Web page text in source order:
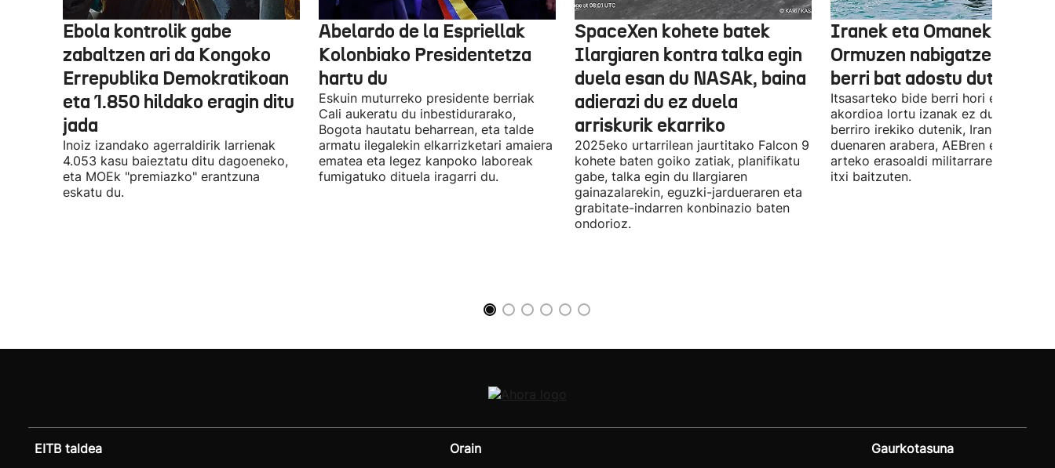
Ebola kontrolik gabe
zabaltzen ari da Kongoko
Errepublika Demokratikoan
eta 1.850 hildako eragin ditu
jada
Inoiz izandako agerraldirik larrienak
4.053 kasu baieztatu ditu dagoeneko,
eta MOEk "premiazko" erantzuna
eskatu du.
Abelardo de la Espriellak
Kolonbiako Presidentetza
hartu du
Eskuin muturreko presidente berriak
Cali aukeratu du inbestidurarako,
Bogota hautatu beharrean, eta talde
armatu ilegalekin elkarrizketari amaiera
ematea eta legez kanpoko laboreak
fumigatuko dituela iragarri du.
SpaceXen kohete batek
Ilargiaren kontra talka egin
duela esan du NASAk, baina
adierazi du ez duela
arriskurik ekarriko
2025eko urtarrilean jaurtitako Falcon 9
kohete baten goiko zatiak, planifikatu
gabe, talka egin du Ilargiaren
gainazalarekin, eguzki-jardueraren eta
grabitate-indarren konbinazio baten
ondorioz.
Iranek eta Omanek
Ormuzen nabigatzeko bide
berri bat adostu dute
Itsasarteko bide berri hori egiteko
akordioa lortu izanak ez du esan nahi
berriro irekiko dutenik, Iranek
duenaren arabera, AEBren eta
arteko erasoaldi militarraren
itxi baitzuten.
EITB taldea Orain Gaurkotasuna